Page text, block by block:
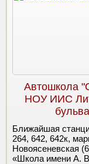
Автошкола
НОУ ИИС
Ближайшая
264, 642, 642к,
Новоясеневская
«Школа имени А.